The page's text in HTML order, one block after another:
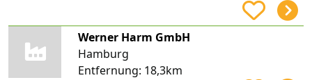
Werner Harm GmbH
Hamburg
Entfernung: 18,3km